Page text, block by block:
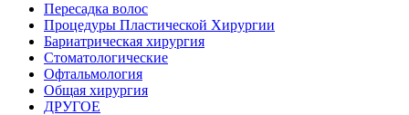
Пересадка волос
Процедуры Пластической Хирургии
Бариатрическая хирургия
Стоматологические
Офтальмология
Общая хирургия
ДРУГОЕ